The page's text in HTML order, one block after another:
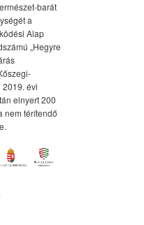
barát
a
Alap
„Hegyre
2019. évi
elnyert 200
nem térítendő